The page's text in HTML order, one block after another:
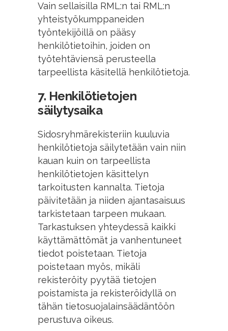
Vain sellaisilla RML:n tai RML:n
yhteistyökumppaneiden
työntekijöillä on pääsy
henkilötietoihin, joiden on
työtehtäviensä perusteella
tarpeellista käsitellä henkilötietoja.
7. Henkilötietojen
säilytysaika
Sidosryhmärekisteriin kuuluvia
henkilötietoja säilytetään vain niin
kauan kuin on tarpeellista
henkilötietojen käsittelyn
tarkoitusten kannalta. Tietoja
päivitetään ja niiden ajantasaisuus
tarkistetaan tarpeen mukaan.
Tarkastuksen yhteydessä kaikki
käyttämättömät ja vanhentuneet
tiedot poistetaan. Tietoja
poistetaan myös, mikäli
rekisteröity pyytää tietojen
poistamista ja rekisteröidyllä on
tähän tietosuojalainsäädäntöön
perustuva oikeus.